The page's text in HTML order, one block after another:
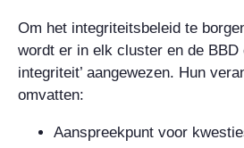
Om het integriteitsbeleid te
wordt er in elk cluster en de BBD
integriteit’ aangewezen. Hun
omvatten:
Aanspreekpunt voor